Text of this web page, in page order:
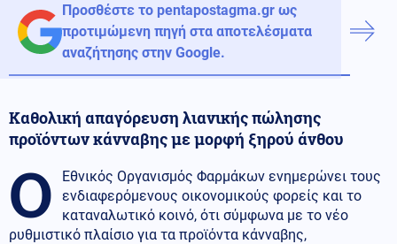
Προσθέστε το pentapostagma.gr ως
προτιμώμενη πηγή στα αποτελέσματα
αναζήτησης στην Google.
Καθολική απαγόρευση λιανικής πώλησης
προϊόντων κάνναβης με μορφή ξηρού άνθου
Ο
Εθνικός Οργανισμός Φαρμάκων ενημερώνει τους
ενδιαφερόμενους οικονομικούς φορείς και το
καταναλωτικό κοινό, ότι σύμφωνα με το νέο
ρυθμιστικό πλαίσιο για τα προϊόντα κάνναβης,